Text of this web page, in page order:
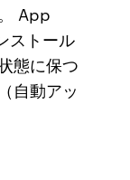
App
ストール
態に保つ
自動アッ